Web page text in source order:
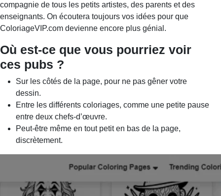
compagnie de tous les petits artistes, des parents et des
enseignants. On écoutera toujours vos idées pour que
ColoriageVIP.com devienne encore plus génial.
Où est-ce que vous pourriez voir
ces pubs ?
Sur les côtés de la page, pour ne pas gêner votre
dessin.
Entre les différents coloriages, comme une petite pause
entre deux chefs-d’œuvre.
Peut-être même en tout petit en bas de la page,
discrètement.